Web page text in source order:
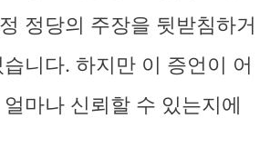
정당의 주장을 뒷받침하거
니다. 하지만 이 증언이 어
마나 신뢰할 수 있는지에